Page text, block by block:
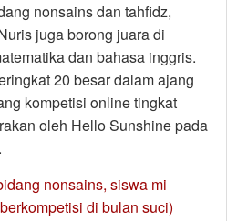
nonsains dan tahfidz,
juga borong juara di
dan bahasa inggris.
20 besar dalam ajang
kompetisi online tingkat
oleh Hello Sunshine pada
nonsains, siswa mi
di bulan suci)